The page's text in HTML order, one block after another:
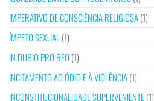
IMPERATIVO DE CONSCIÊNCIA RELIGIOSA(1)
ÍMPETO SEXUAL (1)
IN DUBIO PRO REO (1)
INCITAMENTO AO ÓDIO E À VIOLÊNCIA(1)
INCONSTITUCIONALIDADE SUPERVENIENTE(1)